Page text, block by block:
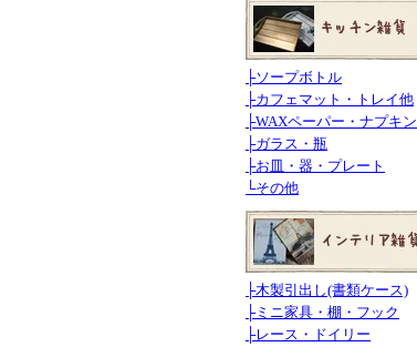
├ソープボトル
├カフェマット・トレイ他
├WAXペーパー・ナプキン
├ガラス・瓶
├お皿・器・プレート
└その他
├木製引出し(書類ケース)
├ミニ家具・棚・フック
├レース・ドイリー